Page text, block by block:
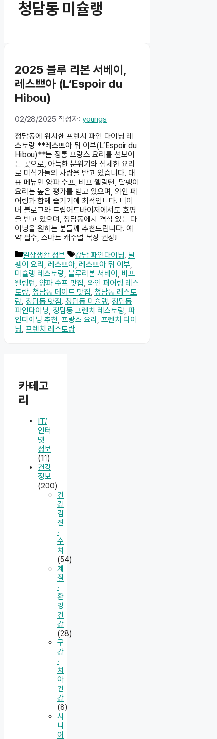
청담동 미슐랭
2025 블루 리본 서베이,
레스쁘아 (L’Espoir du
Hibou)
02/28/2025 작성자: youngs
청담동에 위치한 프렌치 파인 다이닝 레
스토랑 **레스쁘아 뒤 이부(L’Espoir du
Hibou)**는 정통 프랑스 요리를 선보이
는 곳으로, 아늑한 분위기와 섬세한 요리
로 미식가들의 사랑을 받고 있습니다. 대
표 메뉴인 양파 수프, 비프 웰링턴, 달팽이
요리는 높은 평가를 받고 있으며, 와인 페
어링과 함께 즐기기에 최적입니다. 네이
버 블로그와 트립어드바이저에서도 호평
을 받고 있으며, 청담동에서 격식 있는 다
이닝을 원하는 분들께 추천드립니다. 예
약 필수, 스마트 캐주얼 복장 권장!
카
테
고
리
일상생활 정보
태
그
강남 파인다이닝, 달
팽이 요리 , 레스쁘아, 레스쁘아 뒤 이부,
미슐랭 레스토랑, 블루리본 서베이 , 비프
웰링턴, 양파 수프 맛집, 와인 페어링 레스
토랑, 청담동 데이트 맛집, 청담동 레스토
랑, 청담동 맛집, 청담동 미슐랭, 청담동
파인다이닝, 청담동 프렌치 레스토랑, 파
인다이닝 추천, 프랑스 요리 , 프렌치 다이
닝, 프렌치 레스토랑
카테고
리
IT/
인터
넷
정보
(11)
건강
정보
(200)
건
강
검
진
·
수
치
(54)
계
절
·
환
경
건
강
(28)
구
강
·
치
아
건
강
(8)
시
니
어